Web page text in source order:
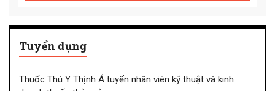
Tuyển dụng
Thuốc Thú Y Thịnh Á tuyển nhân viên kỹ thuật và kinh